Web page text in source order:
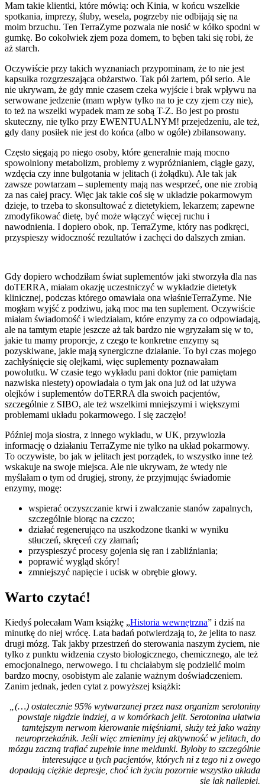
Mam takie klientki, które mówią: och Kinia, w końcu wszelkie
spotkania, imprezy, śluby, wesela, pogrzeby nie odbijają się na
moim brzuchu. Ten TerraZyme pozwala nie nosić w kółko spodni w
gumkę. Bo cokolwiek zjem poza domem, to bęben taki się robi, że
aż starch.
Oczywiście przy takich wyznaniach przypominam, że to nie jest
kapsułka rozgrzeszająca obżarstwo. Tak pół żartem, pół serio. Ale
nie ukrywam, że gdy mnie czasem czeka wyjście i brak wpływu na
serwowane jedzenie (mam wpływ tylko na to je czy zjem czy nie),
to też na wszelki wypadek mam ze sobą T-Z. Bo jest po prostu
skuteczny, nie tylko przy EWENTUALNYM! przejedzeniu, ale też,
gdy dany posiłek nie jest do końca (albo w ogóle) zbilansowany.
Często sięgają po niego osoby, które generalnie mają mocno
spowolniony metabolizm, problemy z wypróżnianiem, ciągłe gazy,
wzdęcia czy inne bulgotania w jelitach (i żołądku). Ale tak jak
zawsze powtarzam – suplementy mają nas wesprzeć, one nie zrobią
za nas całej pracy. Więc jak takie coś się w układzie pokarmowym
dzieje, to trzeba to skonsultować z dietetykiem, lekarzem; zapewne
zmodyfikować dietę, być może włączyć więcej ruchu i
nawodnienia. I dopiero obok, np. TerraZyme, który nas podkręci,
przyspieszy widoczność rezultatów i zachęci do dalszych zmian.
Gdy dopiero wchodziłam świat suplementów jaki stworzyła dla nas
doTERRA, miałam okazję uczestniczyć w wykładzie dietetyk
klinicznej, podczas którego omawiała ona właśnieTerraZyme. Nie
mogłam wyjść z podziwu, jaką moc ma ten suplement. Oczywiście
miałam świadomość i wiedziałam, które enzymy za co odpowiadają,
ale na tamtym etapie jeszcze aż tak bardzo nie wgryzałam się w to,
jakie tu mamy proporcje, z czego te konkretne enzymy są
pozyskiwane, jakie mają synergiczne działanie. To był czas mojego
zachłyśnięcie się olejkami, więc suplementy poznawałam
powolutku. W czasie tego wykładu pani doktor (nie pamiętam
nazwiska niestety) opowiadała o tym jak ona już od lat używa
olejków i suplementów doTERRA dla swoich pacjentów,
szczególnie z SIBO, ale też wszelkimi mniejszymi i większymi
problemami układu pokarmowego. I się zaczęło!
Później moja siostra, z innego wykładu, w UK, przywiozła
informację o działaniu TerraZyme nie tylko na układ pokarmowy.
To oczywiste, bo jak w jelitach jest porządek, to wszystko inne też
wskakuje na swoje miejsca. Ale nie ukrywam, że wtedy nie
myślałam o tym od drugiej, strony, że przyjmując świadomie
enzymy, mogę:
wspierać oczyszczanie krwi i zwalczanie stanów zapalnych,
szczególnie biorąc na czczo;
działać regenerująco na uszkodzone tkanki w wyniku
stłuczeń, skręceń czy złamań;
przyspieszyć procesy gojenia się ran i zabliźniania;
poprawić wygląd skóry!
zmniejszyć napięcie i ucisk w obrębie głowy.
Warto czytać!
Kiedyś polecałam Wam książkę „Historia wewnętrzna” i dziś na
minutkę do niej wrócę. Lata badań potwierdzają to, że jelita to nasz
drugi mózg. Tak jakby przestrzeń do sterowania naszym życiem, nie
tylko z punktu widzenia czysto biologicznego, chemicznego, ale też
emocjonalnego, nerwowego. I tu chciałabym się podzielić moim
bardzo mocny, osobistym ale zalanie ważnym doświadczeniem.
Zanim jednak, jeden cytat z powyższej książki:
„(…) ostatecznie 95% wytwarzanej przez nasz organizm serotoniny
powstaje nigdzie indziej, a w komórkach jelit. Serotonina ułatwia
tamtejszym nerwom kierowanie mięśniami, służy też jako ważny
neuroprzekaźnik. Jeśli więc zmienimy jej aktywność w jelitach, do
mózgu zaczną trafiać zupełnie inne meldunki. Byłoby to szczególnie
interesujące u tych pacjentów, których ni z tego ni z owego
dopadają ciężkie depresje, choć ich życiu pozornie wszystko układa
się jak najlepiej.